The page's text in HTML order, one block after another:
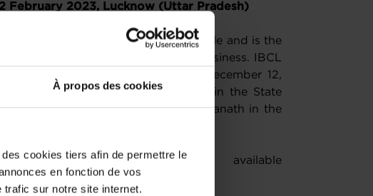
À propos des cookies
cookies tiers afin de permettre le
en fonction de vos
sur notre site internet.
February 2023, Lucknow (Uttar Pradesh)
a consumer base of 250 million people and is the
a high rating on ease of doing business. IBCL
of the State of Uttar Pradesh on December 12,
a trade delegation to the Summit in the State
by Chief Minister, Yogi Adityanath in the
on the Summit are available
video.